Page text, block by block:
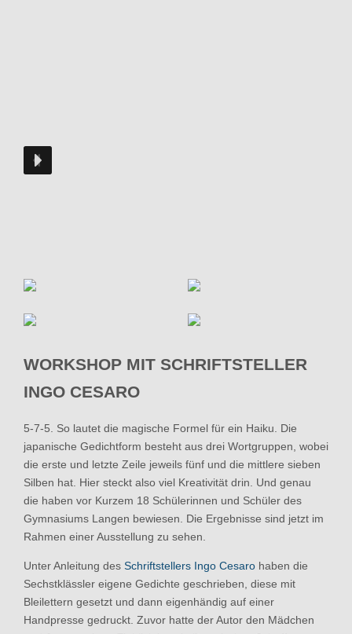
WORKSHOP MIT SCHRIFTSTELLER
INGO CESARO
5-7-5. So lautet die magische Formel für ein Haiku. Die
japanische Gedichtform besteht aus drei Wortgruppen, wobei
die erste und letzte Zeile jeweils fünf und die mittlere sieben
Silben hat. Hier steckt also viel Kreativität drin. Und genau
die haben vor Kurzem 18 Schülerinnen und Schüler des
Gymnasiums Langen bewiesen. Die Ergebnisse sind jetzt im
Rahmen einer Ausstellung zu sehen.
Unter Anleitung des Schriftstellers Ingo Cesaro haben die
Sechstklässler eigene Gedichte geschrieben, diese mit
Bleilettern gesetzt und dann eigenhändig auf einer
Handpresse gedruckt. Zuvor hatte der Autor den Mädchen